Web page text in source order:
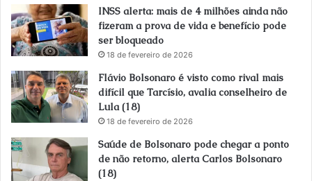
INSS alerta: mais de 4 milhões ainda não
fizeram a prova de vida e benefício pode
ser bloqueado
18 de fevereiro de 2026
Flávio Bolsonaro é visto como rival mais
difícil que Tarcísio, avalia conselheiro de
Lula (18)
18 de fevereiro de 2026
Saúde de Bolsonaro pode chegar a ponto
de não retorno, alerta Carlos Bolsonaro
(18)